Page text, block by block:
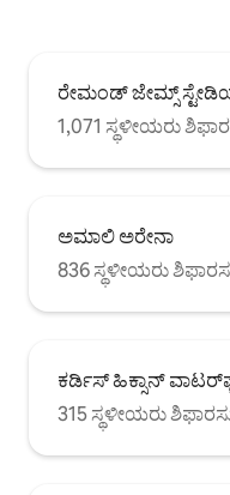
ರೇಮಂಡ್ ಜೇಮ್ಸ್
1,071 ಸ್ಥಳೀಯರು
ಅಮಾಲಿ ಅರೇನಾ
836 ಸ್ಥಳೀಯರು
ಕರ್ಡಿಸ್ ಹಿಕ್ಸಾನ್
315 ಸ್ಥಳೀಯರು